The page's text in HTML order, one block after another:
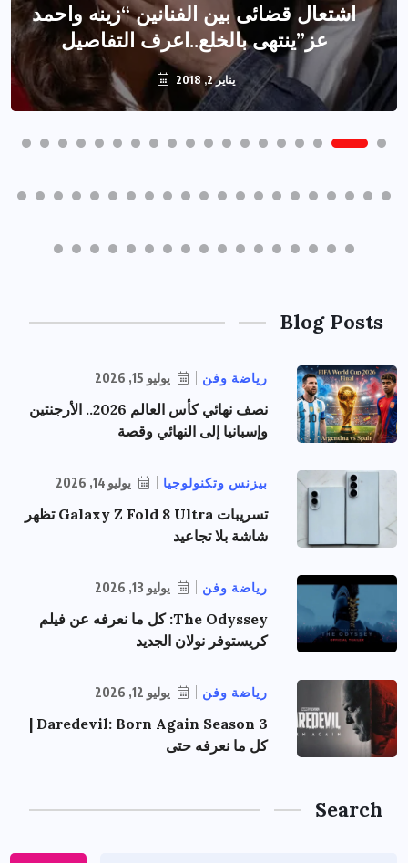
اشتعال قضائى بين الفنانين “زينه واحمد
عز”ينتهى بالخلع..اعرف التفاصيل
يناير 2, 2018
Blog Posts
رياضة وفن يوليو 15, 2026
نصف نهائي كأس العالم 2026.. الأرجنتين
وإسبانيا إلى النهائي وقصة
بيزنس وتكنولوجيا يوليو 14, 2026
تسريبات Galaxy Z Fold 8 Ultra تظهر
شاشة بلا تجاعيد
رياضة وفن يوليو 13, 2026
The Odyssey: كل ما نعرفه عن فيلم
كريستوفر نولان الجديد
رياضة وفن يوليو 12, 2026
Daredevil: Born Again Season 3 |
كل ما نعرفه حتى
Search